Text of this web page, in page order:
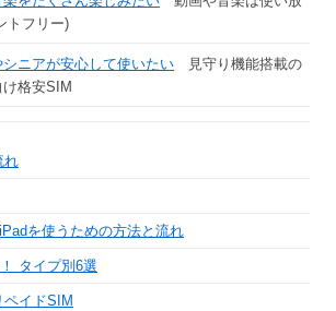
トフリー)
ニアが安心して使いたい 見守り機能搭載の
格安SIM
れ
を使うための方法と流れ
タイプ別6選
ペイドSIM